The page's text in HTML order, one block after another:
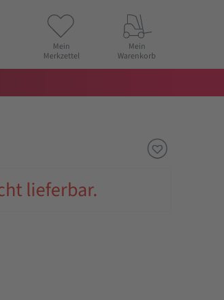
Mein
Merkzettel
Mein
Warenkorb
lieferbar.